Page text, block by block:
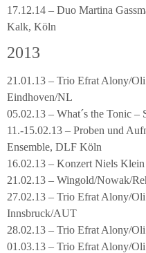
17.12.14 – Duo Martina
Kalk, Köln
2013
21.01.13 – Trio Efrat Alony/
Eindhoven/NL
05.02.13 – What´s the Tonic
11.-15.02.13 – Proben und
Ensemble, DLF Köln
16.02.13 – Konzert Niels
21.02.13 – Wingold/Nowak/
27.02.13 – Trio Efrat Alony/
Innsbruck/AUT
28.02.13 – Trio Efrat Alony/
01.03.13 – Trio Efrat Alony/